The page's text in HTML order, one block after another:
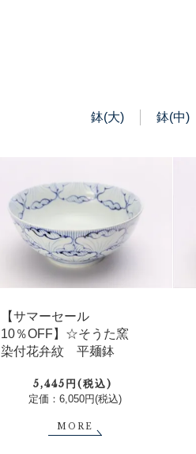
鉢(大) 鉢(中)
【サマーセール
10％OFF】☆そうた窯
染付花弁紋 平麺鉢
5,445円(税込)
定価：6,050円(税込)
MORE